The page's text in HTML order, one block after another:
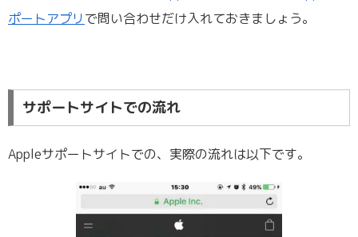
ポートアプリで問い合わせだけ入れておきましょう。
サポートサイトでの流れ
Appleサポートサイトでの、実際の流れは以下です。